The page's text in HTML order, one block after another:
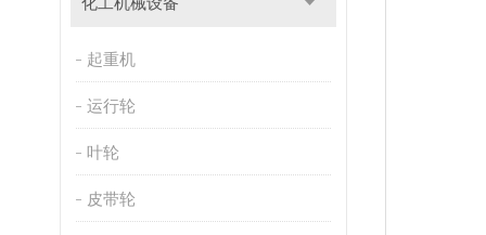
起重机
运行轮
叶轮
皮带轮